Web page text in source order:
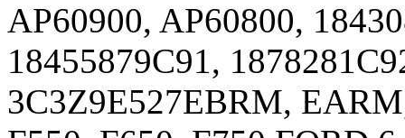
AP60900, AP60800,
18455879C91,
3C3Z9E527EBRM,